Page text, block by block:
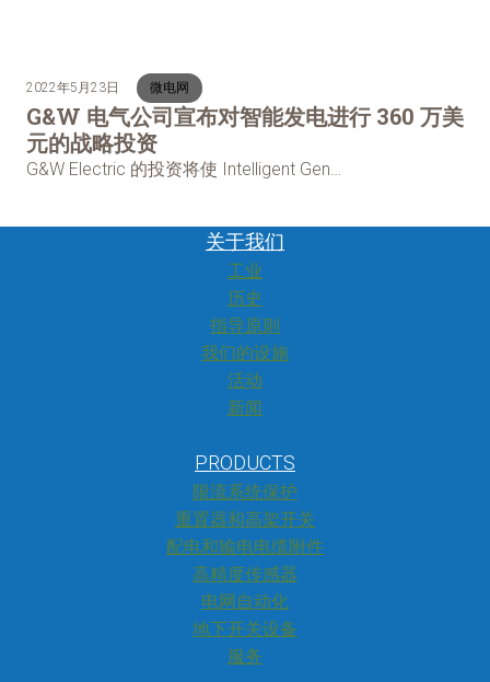
2022年5月23日 微电网
G&W 电气公司宣布对智能发电进行 360 万美
元的战略投资
G&W Electric 的投资将使 Intelligent Gen…
关于我们
工业
历史
指导原则
我们的设施
活动
新闻
PRODUCTS
限流系统保护
重置器和高架开关
配电和输电电缆附件
高精度传感器
电网自动化
地下开关设备
服务